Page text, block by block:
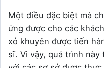
Một điều đặc biệt mà
ứng được cho các
xỏ khuyên được tiến
sĩ. Vì vậy, quá trình